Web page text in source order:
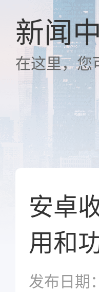
新闻
在这里，您
安卓
用和
发布日期